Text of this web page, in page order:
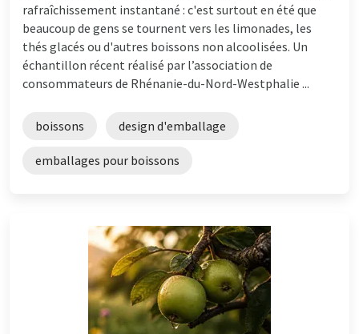
rafraîchissement instantané : c'est surtout en été que
beaucoup de gens se tournent vers les limonades, les
thés glacés ou d'autres boissons non alcoolisées. Un
échantillon récent réalisé par l’association de
consommateurs de Rhénanie-du-Nord-Westphalie ...
boissons design d'emballage
emballages pour boissons